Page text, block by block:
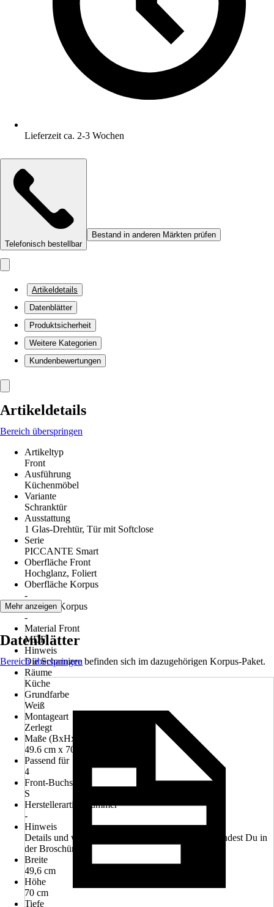
Lieferzeit ca. 2-3 Wochen
Telefonisch bestellbar
Bestand in anderen Märkten prüfen
Artikeldetails
Datenblätter
Produktsicherheit
Weitere Kategorien
Kundenbewertungen
Artikeldetails
Bereich überspringen
Artikeltyp
Front
Ausführung
Küchenmöbel
Variante
Schranktür
Ausstattung
1 Glas-Drehtür, Tür mit Softclose
Serie
PICCANTE Smart
Oberfläche Front
Hochglanz, Foliert
Oberfläche Korpus
-
Material Korpus
-
Material Front
MDF
Hinweis
Die Scharniere befinden sich im dazugehörigen Korpus-Paket.
Räume
Küche
Grundfarbe
Weiß
Montageart
Zerlegt
Maße (BxHxT)
49.6 cm x 70.0 cm x 1.8 cm
Passend für
4
Front-Buchstabe
S
Herstellerartikelnummer
-
Hinweis
Details und weitere Informationen zum Sortiment findest Du in
der Broschüre!
Breite
49,6 cm
Höhe
70 cm
Tiefe
Mehr anzeigen
Datenblätter
Bereich überspringen